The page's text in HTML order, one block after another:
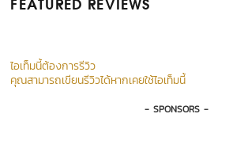
FEATURED REVIEWS
ไอเท็มนี้ต้องการรีวิว
คุณสามารถเขียนรีวิวได้หากเคยใช้ไอเท็มนี้
- SPONSORS -